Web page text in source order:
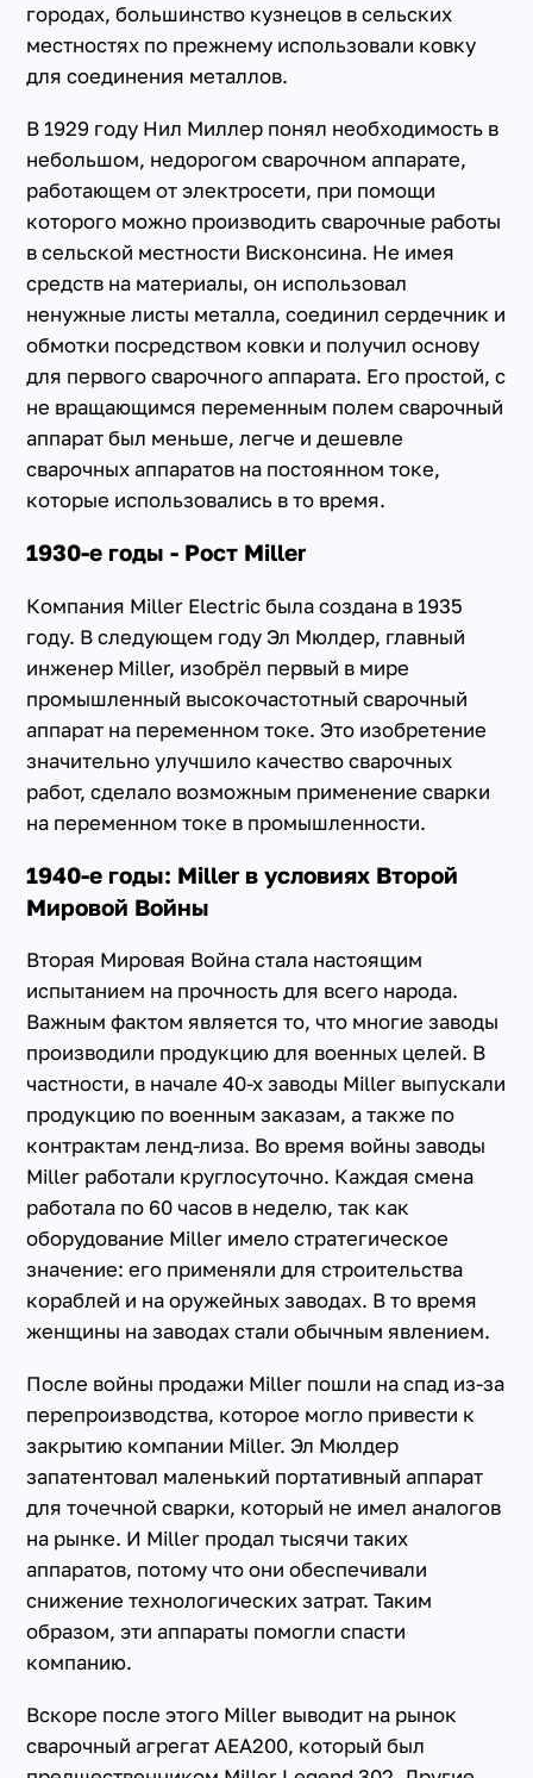
городах, большинство кузнецов в сельских
местностях по прежнему использовали ковку
для соединения металлов.
В 1929 году Нил Миллер понял необходимость в
небольшом, недорогом сварочном аппарате,
работающем от электросети, при помощи
которого можно производить сварочные работы
в сельской местности Висконсина. Не имея
средств на материалы, он использовал
ненужные листы металла, соединил сердечник и
обмотки посредством ковки и получил основу
для первого сварочного аппарата. Его простой, с
не вращающимся переменным полем сварочный
аппарат был меньше, легче и дешевле
сварочных аппаратов на постоянном токе,
которые использовались в то время.
1930-е годы - Рост Miller
Компания Miller Electric была создана в 1935
году. В следующем году Эл Мюлдер, главный
инженер Miller, изобрёл первый в мире
промышленный высокочастотный сварочный
аппарат на переменном токе. Это изобретение
значительно улучшило качество сварочных
работ, сделало возможным применение сварки
на переменном токе в промышленности.
1940-е годы: Miller в условиях Второй
Мировой Войны
Вторая Мировая Война стала настоящим
испытанием на прочность для всего народа.
Важным фактом является то, что многие заводы
производили продукцию для военных целей. В
частности, в начале 40-х заводы Miller выпускали
продукцию по военным заказам, а также по
контрактам ленд-лиза. Во время войны заводы
Miller работали круглосуточно. Каждая смена
работала по 60 часов в неделю, так как
оборудование Miller имело стратегическое
значение: его применяли для строительства
кораблей и на оружейных заводах. В то время
женщины на заводах стали обычным явлением.
После войны продажи Miller пошли на спад из-за
перепроизводства, которое могло привести к
закрытию компании Miller. Эл Мюлдер
запатентовал маленький портативный аппарат
для точечной сварки, который не имел аналогов
на рынке. И Miller продал тысячи таких
аппаратов, потому что они обеспечивали
снижение технологических затрат. Таким
образом, эти аппараты помогли спасти
компанию.
Вскоре после этого Miller выводит на рынок
сварочный агрегат АЕА200, который был